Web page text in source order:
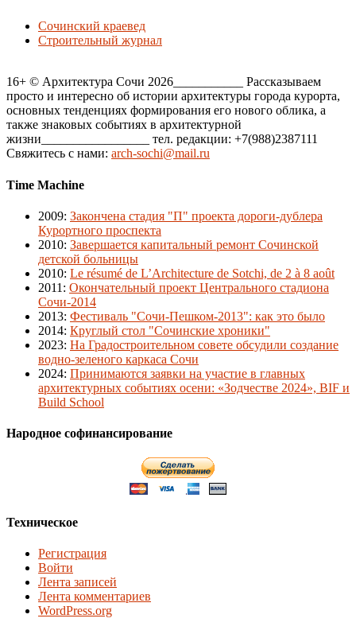
Сочинский краевед
Строительный журнал
16+ © Архитектура Сочи 2026___________ Рассказываем
просто и интересно об истории архитектуры города курорта,
основных тенденциях формирования его нового облика, а
также знаковых событиях в архитектурной
жизни_________________ тел. редакции: +7(988)2387111
Свяжитесь с нами: arch-sochi@mail.ru
Time Machine
2009: Закончена стадия "П" проекта дороги-дублера
Курортного проспекта
2010: Завершается капитальный ремонт Сочинской
детской больницы
2010: Le résumé de L’Architecture de Sotchi, de 2 à 8 août
2011 : Окончательный проект Центрального стадиона
Сочи-2014
2013: Фестиваль "Сочи-Пешком-2013": как это было
2014: Круглый стол "Сочинские хроники"
2023: На Градостроительном совете обсудили создание
водно-зеленого каркаса Сочи
2024: Принимаются заявки на участие в главных
архитектурных событиях осени: «Зодчестве 2024», BIF и
Build School
Народное софинансирование
Техническое
Регистрация
Войти
Лента записей
Лента комментариев
WordPress.org